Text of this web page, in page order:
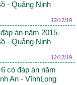
- Quảng Ninh
12/12/19
án năm 2015-
- Quảng Ninh
12/12/19
có đáp án năm
An - VĩnhLong